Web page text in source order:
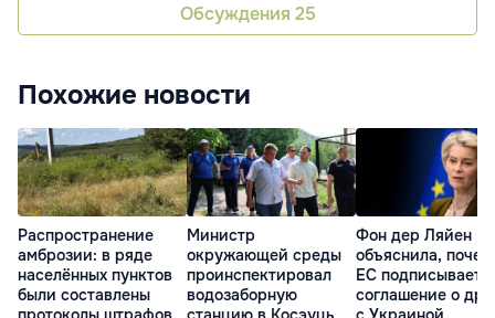
Обсуждения 25
Похожие новости
Распространение
амброзии: в ряде
населённых пунктов
были составлены
Министр
окружающей среды
проинспектировал
водозаборную
Фон дер Ляйен
объяснила,
ЕС подписывает
соглашение о